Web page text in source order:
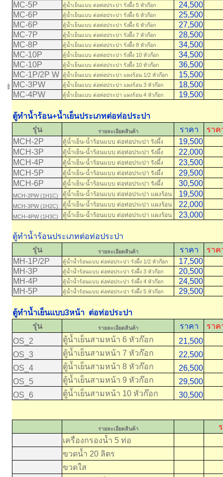
MC-5P
ตู้น้ำเย็นแบบ ต่อท่อประปา รังผึ้ง 5 หัวก๊อก 24,500
MC-6P
ตู้น้ำเย็นแบบ ต่อท่อประปา รังผึ้ง 6 หัวก๊อก 25,500
MC-6P
ตู้น้ำเย็นแบบ ต่อท่อประปา รังผึ้ง 6 หัวก๊อก 27,500
MC-7P
ตู้น้ำเย็นแบบ ต่อท่อประปา รังผึ้ง 7 หัวก๊อก 28,500
MC-8P
ตู้น้ำเย็นแบบ ต่อท่อประปา รังผึ้ง 8 หัวก๊อก 34,500
MC-10P
ตู้น้ำเย็นแบบ ต่อท่อประปา รังผึ้ง 10 หัวก๊อก 34,500
MC-10P
ตู้น้ำเย็นแบบ ต่อท่อประปา รังผึ้ง 10 หัวก๊อก 36,500
MC-1P/2P W
ตู้น้ำเย็นแบบ ต่อท่อประปา แผงร้อน 1/2 หัวก๊อก 15,500
MC-3PW
ตู้น้ำเย็นแบบ ต่อท่อประปา แผงร้อน 3 หัวก๊อก 18,500
MC-4PW
ตู้น้ำเย็นแบบ ต่อท่อประปา แผงร้อน 4 หัวก๊อก 19,500
ตู้ทำน้ำร้อน+น้ำเย็นประเภทต่อท่อประปา
รุ่น
รายละเอียดสินค้า ราคา
รา
MCH-2P
ตู้น้ำเย็น-น้ำร้อนแบบ ต่อท่อประปา รังผึ้ง 19,500
MCH-3P
ตู้น้ำเย็น-น้ำร้อนแบบ ต่อท่อประปา รังผึ้ง 22,000
MCH-4P
ตู้น้ำเย็น-น้ำร้อนแบบ ต่อท่อประปา รังผึ้ง 23,500
MCH-5P
ตู้น้ำเย็น-น้ำร้อนแบบ ต่อท่อประปา รังผึ้ง 29,500
MCH-6P
ตู้น้ำเย็น-น้ำร้อนแบบ ต่อท่อประปา รังผึ้ง 30,500
MCH-2PW (1H1C) ตู้น้ำเย็น-น้ำร้อนแบบ ต่อท่อประปา แผงร้อน 19,500
MCH-3PW (1H2C) ตู้น้ำเย็น-น้ำร้อนแบบ ต่อท่อประปา แผงร้อน 22,000
MCH-4PW (1H3C) ตู้น้ำเย็น-น้ำร้อนแบบ ต่อท่อประปา แผงร้อน 23,000
ตู้ทำน้ำร้อนประเภทต่อท่อประปา
รุ่น
รายละเอียดสินค้า ราคา
รา
MH-1P/2P
ตู้น้ำน้ำร้อนแบบ ต่อท่อประปา รังผึ้ง 1/2 หัวก๊อก 17,500
MH-3P
ตู้น้ำน้ำร้อนแบบ ต่อท่อประปา รังผึ้ง 3 หัวก๊อก 20,500
MH-4P
ตู้น้ำน้ำร้อนแบบ ต่อท่อประปา รังผึ้ง 4 หัวก๊อก 24,500
MH-5P
ตู้น้ำน้ำร้อนแบบ ต่อท่อประปา รังผึ้ง 5 หัวก๊อก 29,500
ตู้ทำน้ำเย็นแบบ3หน้า ต่อท่อประปา
รุ่น
รายละเอียดสินค้า ราคา
รา
OS_2
ตู้น้ำเย็นสามหน้า 6 หัวก๊อก 21,500
OS_3
ตู้น้ำเย็นสามหน้า 7 หัวก๊อก 22,500
OS_4
ตู้น้ำเย็นสามหน้า 8 หัวก๊อก 26,500
OS_5
ตู้น้ำเย็นสามหน้า 9 หัวก๊อก 29,500
OS_6
ตู้น้ำเย็นสามหน้า 10 หัวก๊อก 30,500
รายละเอียดสินค้า
เครื่องกรองน้ำ 5 ท่อ
ขวดน้ำ 20 ลิตร
ขวดใส